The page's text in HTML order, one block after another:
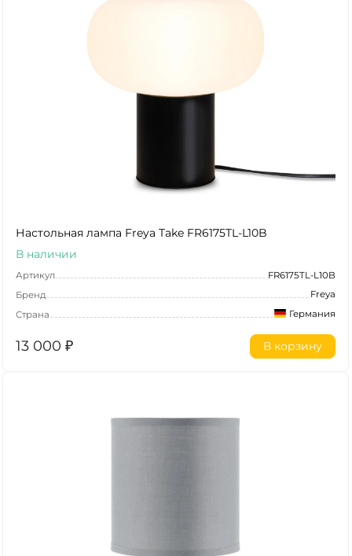
Настольная лампа Freya Take FR6175TL-L10B
В наличии
Артикул
FR6175TL-L10B
Бренд
Freya
Страна
Германия
13 000 ₽ В корзину